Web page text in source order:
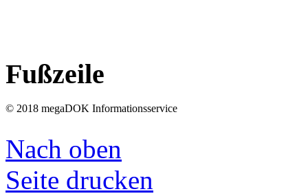
Fußzeile
© 2018 megaDOK Informationsservice
Nach oben
Seite drucken